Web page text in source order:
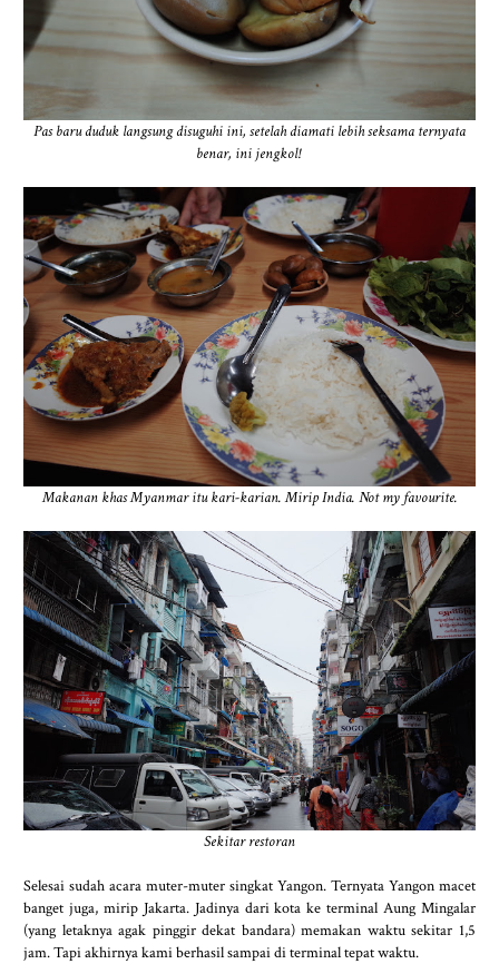
Pas baru duduk langsung disuguhi ini, setelah diamati lebih seksama ternyata
benar, ini jengkol!
Makanan khas Myanmar itu kari-karian. Mirip India. Not my favourite.
Sekitar restoran
Selesai sudah acara muter-muter singkat Yangon. Ternyata Yangon macet
banget juga, mirip Jakarta. Jadinya dari kota ke terminal Aung Mingalar
(yang letaknya agak pinggir dekat bandara) memakan waktu sekitar 1,5
jam. Tapi akhirnya kami berhasil sampai di terminal tepat waktu.